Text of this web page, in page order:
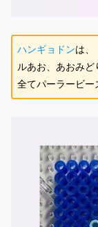
ハンギョドンは、
ルあお、あおみど
全てパーラービー